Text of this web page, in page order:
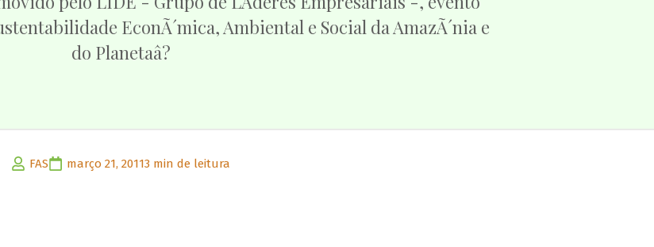
EconÃ´mica, Ambiental e Social da AmazÃ´nia e
do Planetaâ?
FAS março 21, 20113 min de leitura